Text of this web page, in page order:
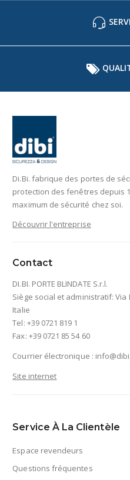
Di.Bi. fabrique des portes de
protection des fenêtres depuis
maximum de sécurité chez soi.
Découvrir l'entreprise
Contact
DI.BI. PORTE BLINDATE S.r.l.
Siège social et administratif: Via
Italie
Tel: +39 0721 819 1
Fax: +39 0721 85 54 60
Courrier électronique :
Site internet
Service À La Clientèle
Espace revendeurs
Questions fréquentes